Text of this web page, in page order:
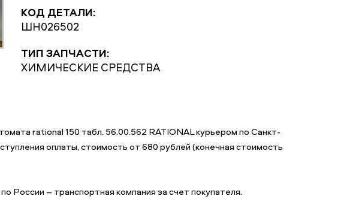
КОД ДЕТАЛИ:
ШН026502
ТИП ЗАПЧАСТИ:
ХИМИЧЕСКИЕ СРЕДСТВА
rational 150 табл. 56.00.562 RATIONAL курьером по Санкт-
оплаты, стоимость от 680 рублей (конечная стоимость
России – транспортная компания за счет покупателя.